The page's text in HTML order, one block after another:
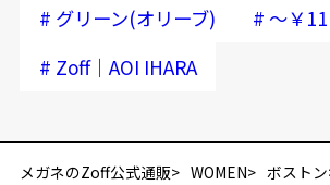
# グリーン(オリーブ) # ～￥
# Zoff｜AOI IHARA
メガネのZoff公式通販 WOMEN ボストン